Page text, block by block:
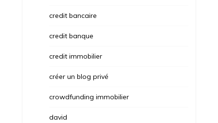
credit bancaire
credit banque
credit immobilier
créer un blog privé
crowdfunding immobilier
david